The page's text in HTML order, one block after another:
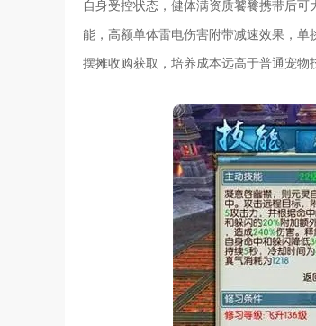
自身受控状态，健体满资质饕餮携带后
能，高额单体雷电伤害附带减速效果，单
摆摊收购获取，培养成本远高于普通宠物